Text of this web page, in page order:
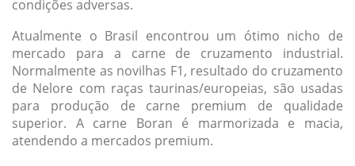
condições adversas.
Atualmente o Brasil encontrou um ótimo nicho de
mercado para a carne de cruzamento industrial.
Normalmente as novilhas F1, resultado do cruzamento
de Nelore com raças taurinas/europeias, são usadas
para produção de carne premium de qualidade
superior. A carne Boran é marmorizada e macia,
atendendo a mercados premium.